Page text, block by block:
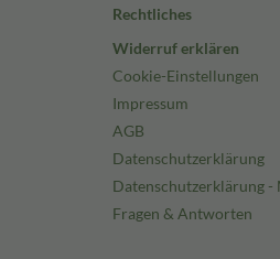
Rechtliches
Widerruf erklären
Cookie-Einstellungen
Impressum
AGB
Datenschutzerklärung
Datenschutzerklärung
Fragen & Antworten